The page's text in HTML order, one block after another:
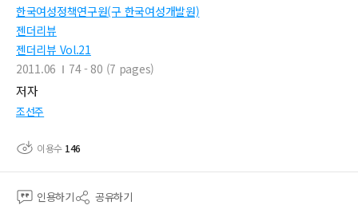
한국여성정책연구원(구 한국여성개발원)
젠더리뷰
젠더리뷰 Vol.21
2011.06
74 - 80 (7 pages)
저자
조선주
이용수 146
인용하기 공유하기